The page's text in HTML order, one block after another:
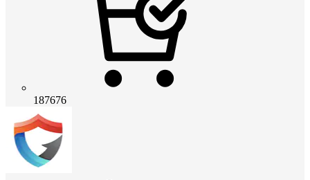
187676